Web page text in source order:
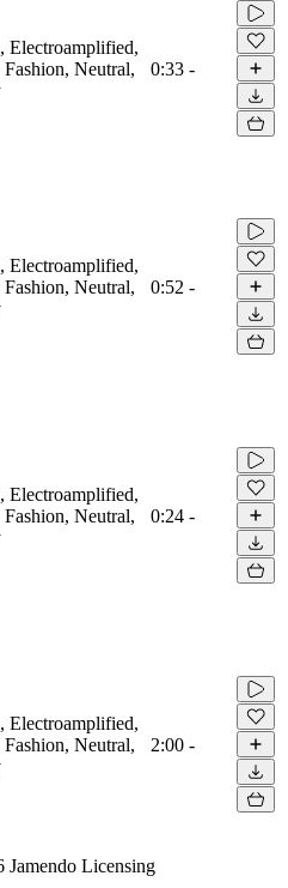
Electroamplified,
Neutral,
0:33 -
Electroamplified,
Neutral,
0:52 -
Electroamplified,
Neutral,
0:24 -
Electroamplified,
Neutral,
2:00 -
Jamendo Licensing